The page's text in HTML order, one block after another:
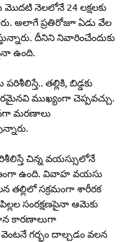
మొదటి నెలలోనే 24 లక్షలకు
అలాగే ప్రతిరోజూ ఏడు వేల
దీనిని నివారించేందుకు
ఉంది.
తల్లికి, బిడ్డకు
ముఖ్యంగా చెప్పవచ్చు.
మరణాలు
చిన్న వయస్సులోనే
ఉంది. వివాహ వయసు
సక్రమంగా శారీరక
సంరక్షణపైనా ఆమెకు
కారణాలుగా
గర్భం దాల్చడం వలన